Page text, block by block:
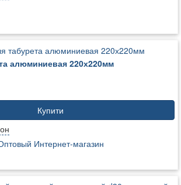
алюминиевая 220х220мм
Купити
Интернет-магазин